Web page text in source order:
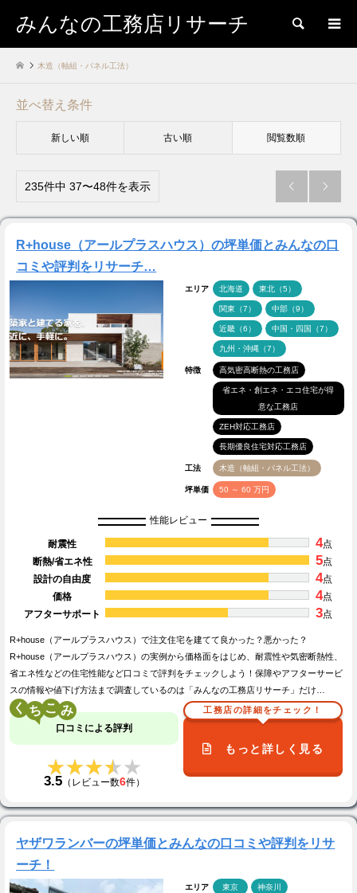
みんなの工務店リサーチ 検索
木造（軸組・パネル工法）
並べ替え条件
新しい順 古い順 閲覧数順
235件中 37〜48件を表示  
R+house（アールプラスハウス）の坪単価とみんなの口
コミや評判をリサーチ…
エリア 北海道 東北（5）
関東（7） 中部（9）
近畿（6） 中国・四国（7）
九州・沖縄（7）
特徴 高気密高断熱の工務店
省エネ・創エネ・エコ住宅が得
意な工務店
ZEH対応工務店
長期優良住宅対応工務店
工法 木造（軸組・パネル工法）
坪単価 50 ～ 60 万円
性能レビュー
耐震性 4点
断熱/省エネ性
5点
設計の自由度
4点
価格
4点
アフターサポート
3点
R+house（アールプラスハウス）で注文住宅を建てて良かった？悪かった？
R+house（アールプラスハウス）の実例から価格面をはじめ、耐震性や気密断熱性、
省エネ性などの住宅性能など口コミで評判をチェックしよう！保障やアフターサービ
スの情報や値下げ方法まで調査しているのは「みんなの工務店リサーチ」だけ…
く こ
口コミによる評判
★★★★★
★★★★★
3.5（レビュー数6件）
工務店の詳細をチェック！
もっと詳しく見る
ヤザワランバーの坪単価とみんなの口コミや評判をリサ
ーチ！
エリア 東京 神奈川